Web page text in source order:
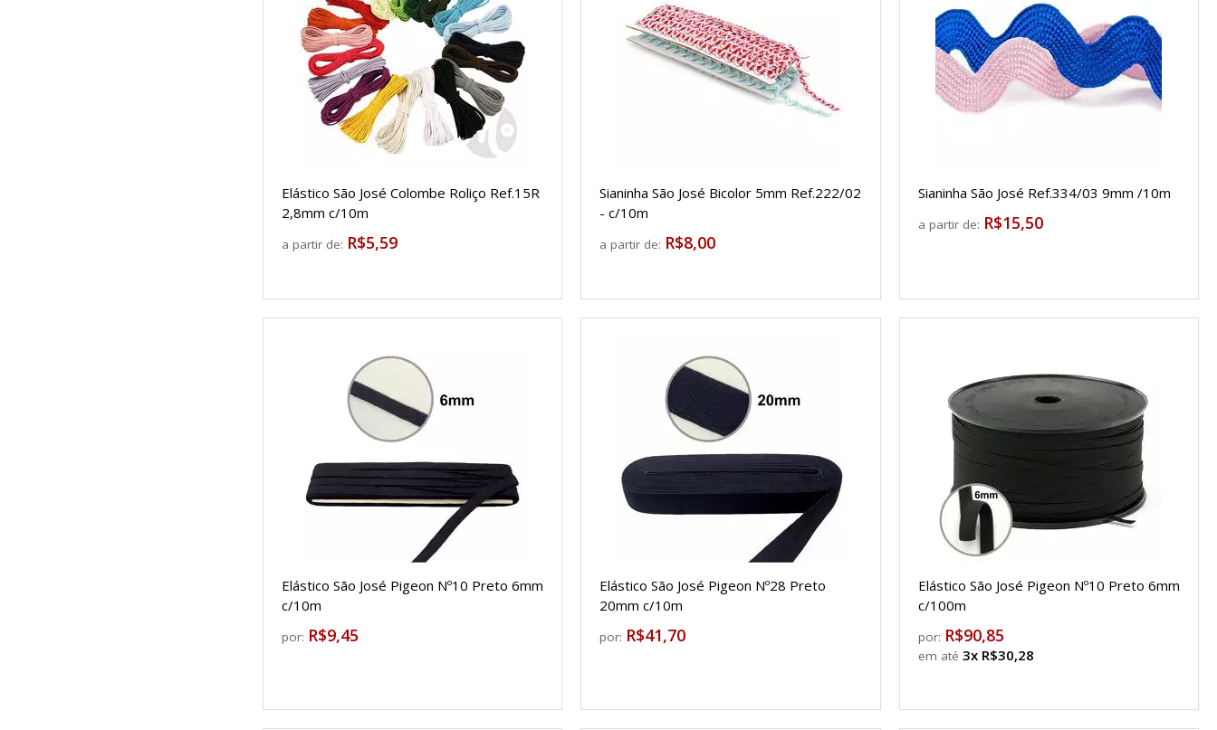
Elástico São José Colombe Roliço Ref.15R
2,8mm c/10m
a partir de: R$5,59
Sianinha São José Bicolor 5mm Ref.222/02
- c/10m
a partir de: R$8,00
Sianinha São José Ref.334/03 9mm /10m
a partir de: R$15,50
Elástico São José Pigeon Nº10 Preto 6mm
c/10m
por: R$9,45
Elástico São José Pigeon Nº28 Preto
20mm c/10m
por: R$41,70
Elástico São José Pigeon Nº10 Preto 6mm
c/100m
por: R$90,85
3x R$30,28